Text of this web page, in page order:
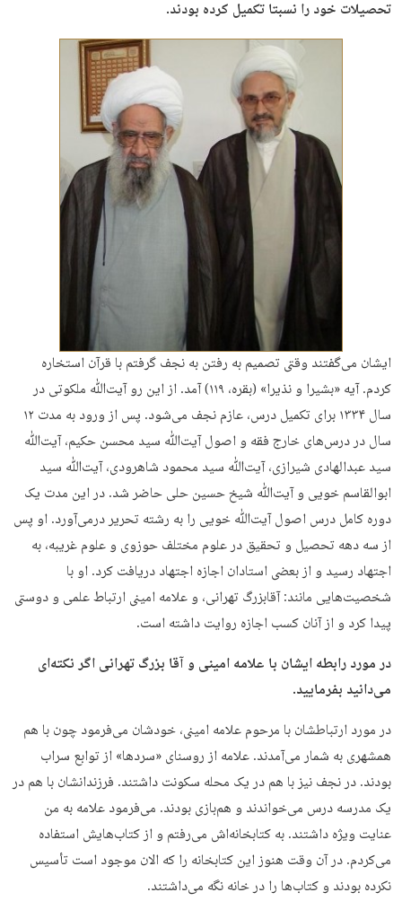
تحصیلات خود را نسبتا تکمیل کرده بودند.
ایشان می‌گفتند وقتی تصمیم به رفتن به نجف گرفتم با قرآن استخاره
کردم. آیه «بشیرا و نذیرا» (بقره، ۱۱۹) آمد. از این رو آیت‌ﷲ ملکوتی در
سال ۱۳۳۴ برای تکمیل درس، عازم نجف می‌شود. پس از ورود به مدت ۱۲
سال در درس‌های خارج فقه و اصول آیت‌ﷲ سید محسن حکیم، آیت‌ﷲ
سید عبدالهادی شیرازی، آیت‌ﷲ سید محمود شاهرودی، آیت‌ﷲ سید
ابوالقاسم خویی و آیت‌ﷲ شیخ حسین حلی حاضر شد. در این مدت یک
دوره کامل درس اصول آیت‌ﷲ خویی را به رشته تحریر درمی‌آورد. او پس
از سه دهه تحصیل و تحقیق در علوم مختلف حوزوی و علوم غریبه، به
اجتهاد رسید و از بعضی استادان اجازه اجتهاد دریافت کرد. او با
شخصیت‌هایی مانند: آقابزرگ تهرانی، و علامه امینی ارتباط علمی و دوستی
پیدا کرد و از آنان کسب اجازه روایت داشته است.
در مورد رابطه ایشان با علامه امینی و آقا بزرگ تهرانی اگر نکته‌ای
می‌دانید بفرمایید.
در مورد ارتباطشان با مرحوم علامه امینی، خودشان می‌فرمود چون با هم
همشهری به شمار می‌آمدند. علامه از روسنای «سردها» از توابع سراب
بودند. در نجف نیز با هم در یک محله سکونت داشتند. فرزندانشان با هم در
یک مدرسه درس می‌خواندند و هم‌بازی بودند. می‌فرمود علامه به من
عنایت ویژه داشتند. به کتابخانه‌اش می‌رفتم و از کتاب‌هایش استفاده
می‌کردم. در آن وقت هنوز این کتابخانه را که الان موجود است تأسیس
نکرده بودند و کتاب‌ها را در خانه نگه می‌داشتند.